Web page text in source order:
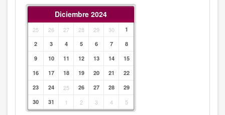
Diciembre 2024
25 26 27 28 29 30
1
2
3 4 5 6 7
8
9
10 11 12 13 14
15
16
17 18 19 20 21
22
23
24 25 26 27 28
29
30
31 1 2 3 4 5